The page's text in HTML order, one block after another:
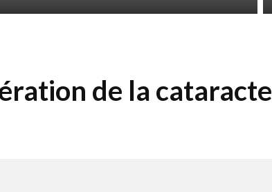
de la cataracte